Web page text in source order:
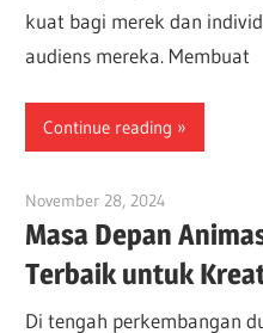
kuat bagi merek dan
audiens mereka. Membuat
Continue reading
November 28, 2024
Masa Depan
Terbaik untuk
Di tengah perkembangan